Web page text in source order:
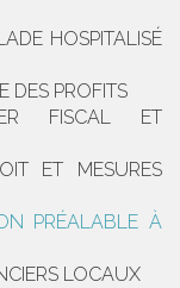
HOSPITALISÉ
DES PROFITS
FISCAL ET
ET MESURES
PRÉALABLE À
LOCAUX